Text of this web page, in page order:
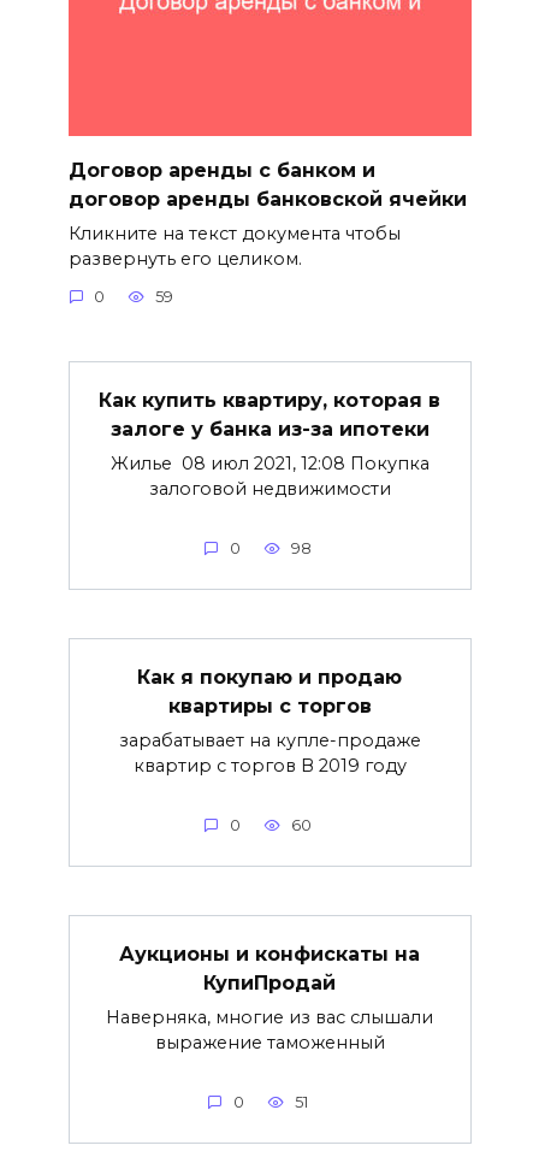
Договор аренды с банком и
договор аренды банковской ячейки
Кликните на текст документа чтобы
развернуть его целиком.
0 59
Как купить квартиру, которая в
залоге у банка из-за ипотеки
Жилье 08 июл 2021, 12:08 Покупка
залоговой недвижимости
0 98
Как я покупаю и продаю
квартиры с торгов
зарабатывает на купле-продаже
квартир с торгов В 2019 году
0 60
Аукционы и конфискаты на
КупиПродай
Наверняка, многие из вас слышали
выражение таможенный
0 51